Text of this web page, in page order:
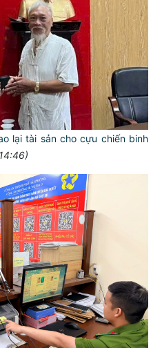
lại tài sản cho cựu chiến binh